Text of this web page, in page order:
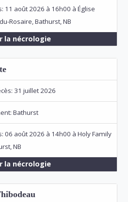
11 août 2026 à 16h00 à Église
Rosaire, Bathurst, NB
la nécrologie
31 juillet 2026
Bathurst
06 août 2026 à 14h00 à Holy Family
NB
la nécrologie